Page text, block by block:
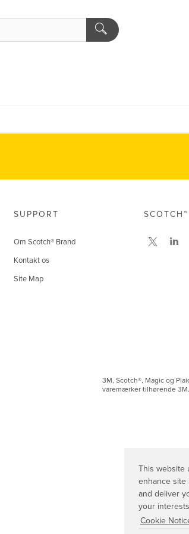
This website
enhance site
and deliver
your
Cookie
SUPPORT
Om Scotch® Brand
Kontakt os
Site Map
3M, Scotch®, Magic og
varemærker tilhørende 3M.